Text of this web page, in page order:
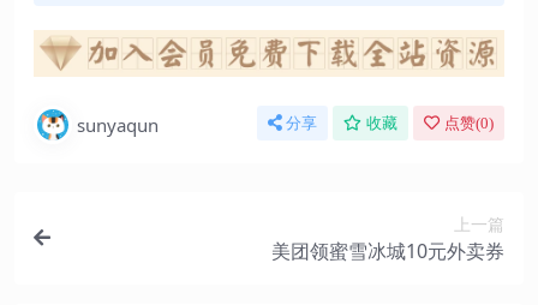
sunyaqun 分享 收藏 点赞(0)
上一篇
美团领蜜雪冰城10元外卖券